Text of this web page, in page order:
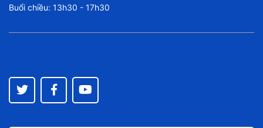
Buổi chiều: 13h30 - 17h30